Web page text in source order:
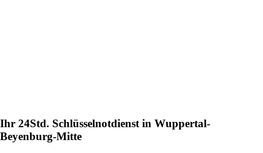
Ihr 24Std. Schlüsselnotdienst in Wuppertal-
Beyenburg-Mitte